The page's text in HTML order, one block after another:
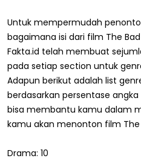
Untuk mempermudah
bagaimana isi dari film The
Fakta.id telah membuat
pada setiap section untuk
Adapun berikut adalah list
berdasarkan persentase angka
bisa membantu kamu dalam
kamu akan menonton film The
Drama: 10